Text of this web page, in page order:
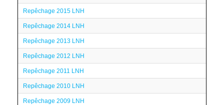
Repêchage 2015 LNH
Repêchage 2014 LNH
Repêchage 2013 LNH
Repêchage 2012 LNH
Repêchage 2011 LNH
Repêchage 2010 LNH
Repêchage 2009 LNH